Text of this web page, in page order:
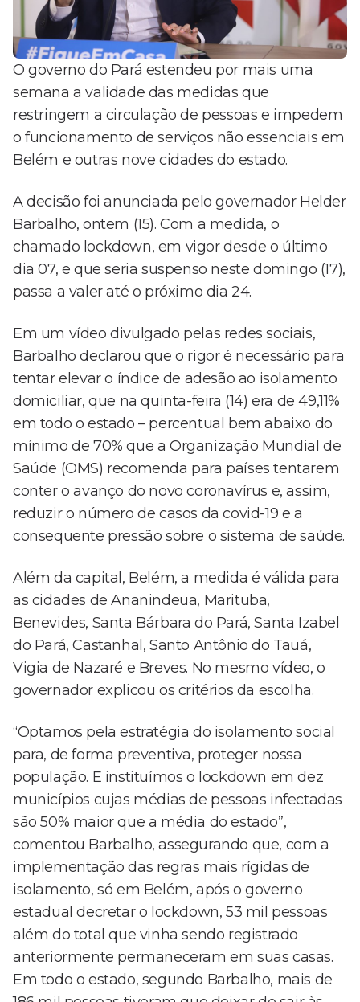
O governo do Pará estendeu por mais uma
semana a validade das medidas que
restringem a circulação de pessoas e impedem
o funcionamento de serviços não essenciais em
Belém e outras nove cidades do estado.
A decisão foi anunciada pelo governador Helder
Barbalho, ontem (15). Com a medida, o
chamado lockdown, em vigor desde o último
dia 07, e que seria suspenso neste domingo (17),
passa a valer até o próximo dia 24.
Em um vídeo divulgado pelas redes sociais,
Barbalho declarou que o rigor é necessário para
tentar elevar o índice de adesão ao isolamento
domiciliar, que na quinta-feira (14) era de 49,11%
em todo o estado – percentual bem abaixo do
mínimo de 70% que a Organização Mundial de
Saúde (OMS) recomenda para países tentarem
conter o avanço do novo coronavírus e, assim,
reduzir o número de casos da covid-19 e a
consequente pressão sobre o sistema de saúde.
Além da capital, Belém, a medida é válida para
as cidades de Ananindeua, Marituba,
Benevides, Santa Bárbara do Pará, Santa Izabel
do Pará, Castanhal, Santo Antônio do Tauá,
Vigia de Nazaré e Breves. No mesmo vídeo, o
governador explicou os critérios da escolha.
“Optamos pela estratégia do isolamento social
para, de forma preventiva, proteger nossa
população. E instituímos o lockdown em dez
municípios cujas médias de pessoas infectadas
são 50% maior que a média do estado”,
comentou Barbalho, assegurando que, com a
implementação das regras mais rígidas de
isolamento, só em Belém, após o governo
estadual decretar o lockdown, 53 mil pessoas
além do total que vinha sendo registrado
anteriormente permaneceram em suas casas.
Em todo o estado, segundo Barbalho, mais de